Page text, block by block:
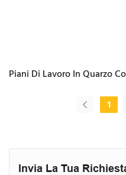
Invia La Tua
Piani Di Lavoro In Quarzo
1